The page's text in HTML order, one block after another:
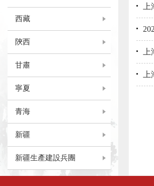
西藏
陝西
甘肅
寧夏
青海
新疆
新疆生產建設兵團